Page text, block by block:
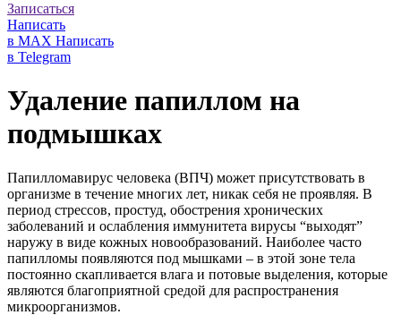
Записаться
Написать
в MAX Написать
в Telegram
Удаление папиллом на
подмышках
Папилломавирус человека (ВПЧ) может присутствовать в
организме в течение многих лет, никак себя не проявляя. В
период стрессов, простуд, обострения хронических
заболеваний и ослабления иммунитета вирусы “выходят”
наружу в виде кожных новообразований. Наиболее часто
папилломы появляются под мышками – в этой зоне тела
постоянно скапливается влага и потовые выделения, которые
являются благоприятной средой для распространения
микроорганизмов.